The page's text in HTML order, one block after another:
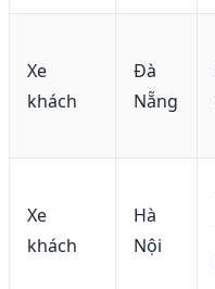
Xe
khách
Đà
Nẵng
Xe
khách
Hà
Nội